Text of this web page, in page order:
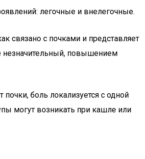
легочные и внелегочные.
связано с почками и представляет
незначительный, повышением
боль локализуется с одной
могут возникать при кашле или